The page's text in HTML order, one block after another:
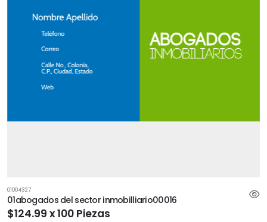
01004327
01abogados del sector inmobilliario00016
$124.99 x 100 Piezas